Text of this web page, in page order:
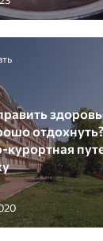
отдохнуть?